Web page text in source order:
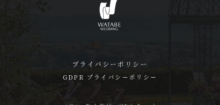
プライバシーポリシー
GDPR プライバシーポリシー